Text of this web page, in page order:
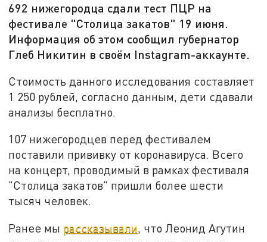
692 нижегородца сдали тест ПЦР на
фестивале "Столица закатов" 19 июня.
Информация об этом сообщил губернатор
Глеб Никитин в своём Instagram-аккаунте.
Стоимость данного исследования составляет
1 250 рублей, согласно данным, дети сдавали
анализы бесплатно.
107 нижегородцев перед фестивалем
поставили прививку от коронавируса. Всего
на концерт, проводимый в рамках фестиваля
"Столица закатов" пришли более шести
тысяч человек.
Ранее мы рассказывали, что Леонид Агутин